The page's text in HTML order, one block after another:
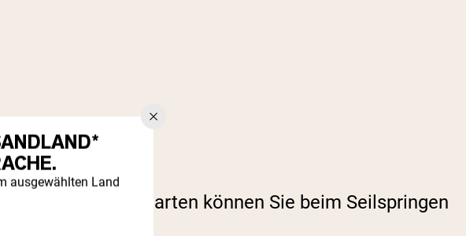
anderen Sportarten können Sie beim Seilspringen
ausgewählten Land